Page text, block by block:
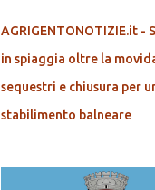
AGRIGENTONOTIZIE.it -
in spiaggia oltre la
sequestri e chiusura per
stabilimento balneare